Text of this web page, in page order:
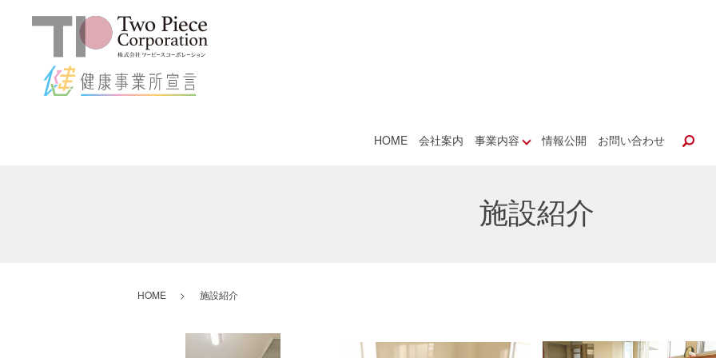
HOME 会社案内 事業内容 情報公開 お問い合わせ
施設紹介
HOME 施設紹介